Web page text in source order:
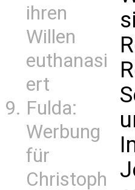
ihren
Willen
euthanasi
ert
Fulda:
Werbung
für
Christoph